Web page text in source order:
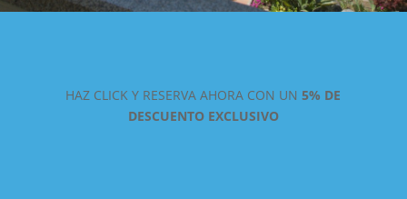
HAZ CLICK Y RESERVA AHORA CON UN5% DE
DESCUENTO EXCLUSIVO